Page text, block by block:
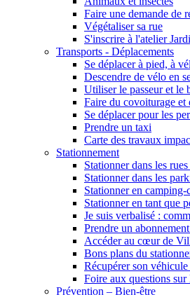
Faire une demande de
Végétaliser sa rue
S'inscrire à l'atelier
Transports - Déplacements
Se déplacer à pied, à
Descendre de vélo en
Utiliser le passeur et le
Faire du covoiturage et
Se déplacer pour les
Prendre un taxi
Carte des travaux
Stationnement
Stationner dans les
Stationner dans les
Stationner en camping-
Stationner en tant que
Je suis verbalisé :
Prendre un
Accéder au cœur de
Bons plans du
Récupérer son
Foire aux questions sur
Prévention – Bien-être